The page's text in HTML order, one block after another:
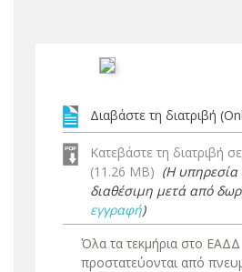
Διαβάστε τη διατριβή
Κατεβάστε τη διατριβή
(11.26 MB) (Η υπηρεσία
διαθέσιμη μετά από
εγγραφή)
Όλα τα τεκμήρια στο ΕΑΔΔ
προστατεύονται από